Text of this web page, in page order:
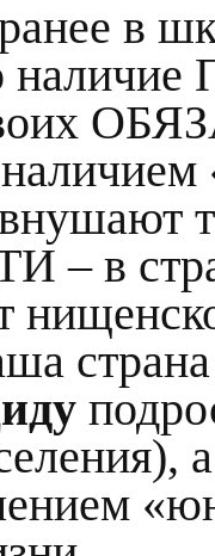
в
наличие
в